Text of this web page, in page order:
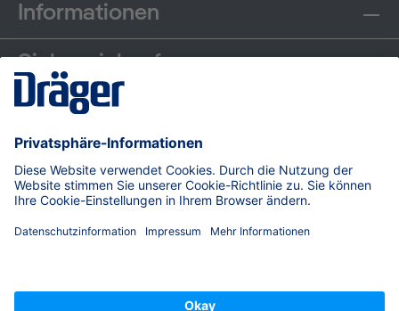
Informationen
Sicher einkaufen
Communities
Zahlungsarten
Versand